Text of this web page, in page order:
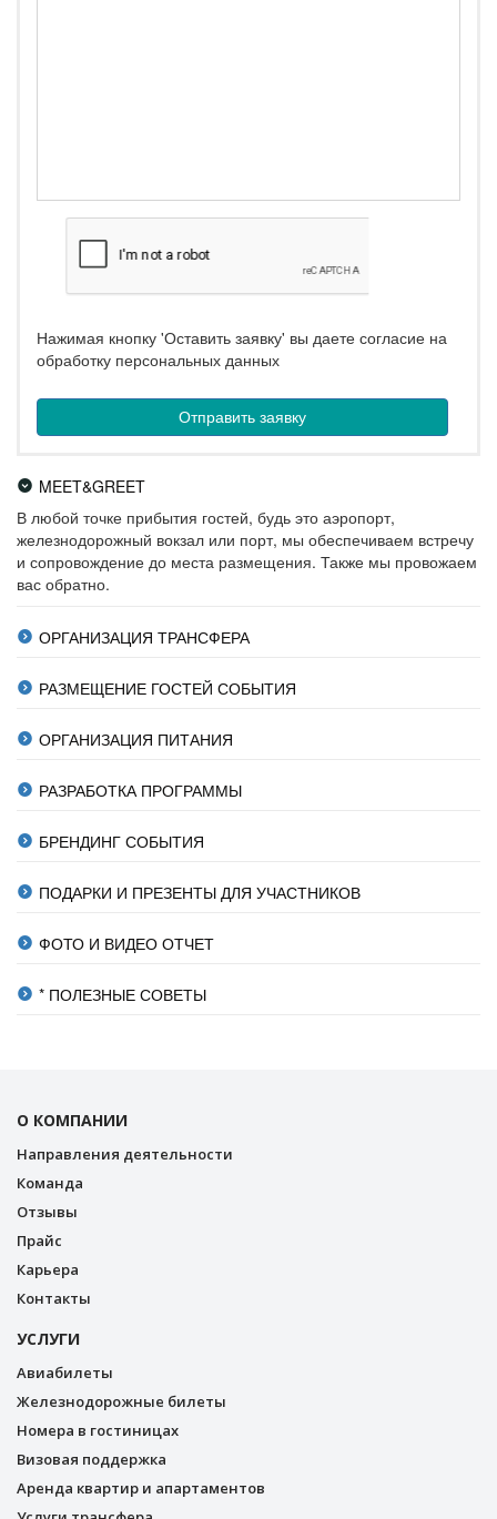
Нажимая кнопку 'Оставить заявку' вы даете согласие на
обработку персональных данных
MEET&GREET
В любой точке прибытия гостей, будь это аэропорт,
железнодорожный вокзал или порт, мы обеспечиваем встречу
и сопровождение до места размещения. Также мы провожаем
вас обратно.
ОРГАНИЗАЦИЯ ТРАНСФЕРА
РАЗМЕЩЕНИЕ ГОСТЕЙ СОБЫТИЯ
ОРГАНИЗАЦИЯ ПИТАНИЯ
РАЗРАБОТКА ПРОГРАММЫ
БРЕНДИНГ СОБЫТИЯ
ПОДАРКИ И ПРЕЗЕНТЫ ДЛЯ УЧАСТНИКОВ
ФОТО И ВИДЕО ОТЧЕТ
* ПОЛЕЗНЫЕ СОВЕТЫ
О КОМПАНИИ
Направления деятельности
Команда
Отзывы
Прайс
Карьера
Контакты
УСЛУГИ
Авиабилеты
Железнодорожные билеты
Номера в гостиницах
Визовая поддержка
Аренда квартир и апартаментов